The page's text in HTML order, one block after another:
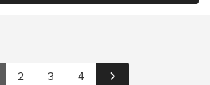
2 3 4